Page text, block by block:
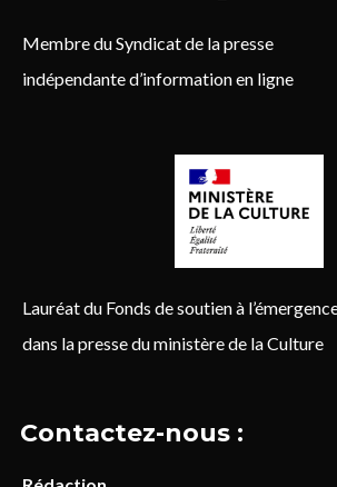
Membre du Syndicat de la presse
indépendante d’information en ligne
Lauréat du Fonds de soutien à
dans la presse du ministère de la Culture
Contactez-nous :